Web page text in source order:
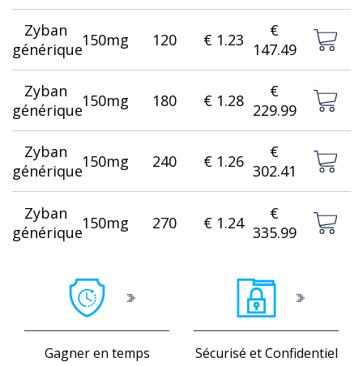
Zyban
générique150mg 120 € 1.23
€
147.49
Zyban
générique150mg 180 € 1.28
€
229.99
Zyban
générique150mg 240 € 1.26
€
302.41
Zyban
générique150mg 270 € 1.24
€
335.99
Gagner en temps Sécurisé et Confidentiel